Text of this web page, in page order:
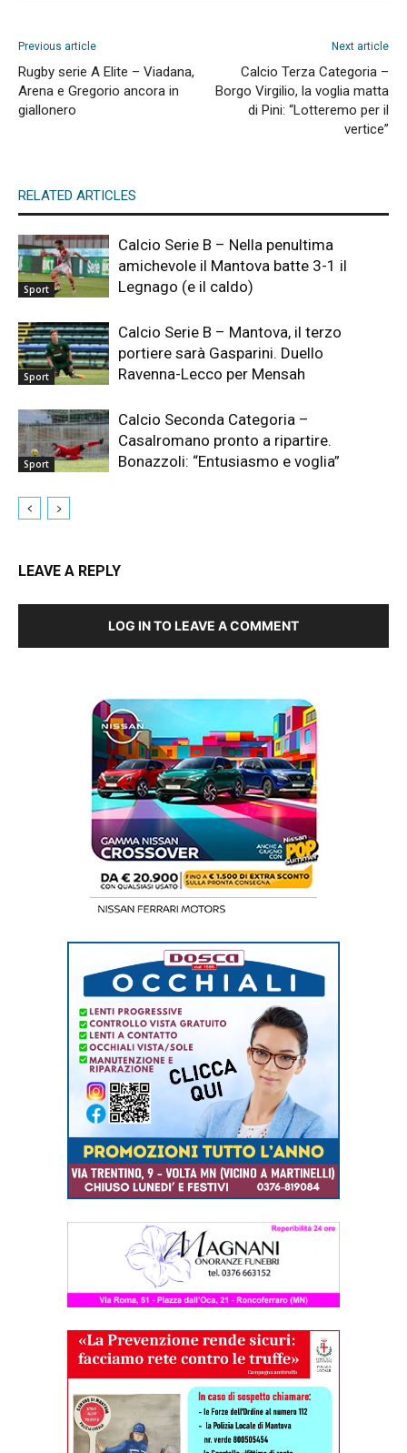
Previous article
Rugby serie A Elite – Viadana,
Arena e Gregorio ancora in
giallonero
Next article
Calcio Terza Categoria –
Borgo Virgilio, la voglia matta
di Pini: “Lotteremo per il
vertice”
RELATED ARTICLES
Sport
Calcio Serie B – Nella penultima
amichevole il Mantova batte 3-1 il
Legnago (e il caldo)
Sport
Calcio Serie B – Mantova, il terzo
portiere sarà Gasparini. Duello
Ravenna-Lecco per Mensah
Sport
Calcio Seconda Categoria –
Casalromano pronto a ripartire.
Bonazzoli: “Entusiasmo e voglia”
LEAVE A REPLY
LOG IN TO LEAVE A COMMENT